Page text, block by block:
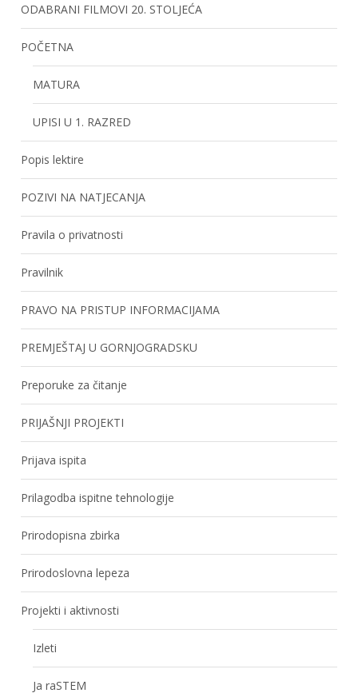
ODABRANI FILMOVI 20. STOLJEĆA
POČETNA
MATURA
UPISI U 1. RAZRED
Popis lektire
POZIVI NA NATJECANJA
Pravila o privatnosti
Pravilnik
PRAVO NA PRISTUP INFORMACIJAMA
PREMJEŠTAJ U GORNJOGRADSKU
Preporuke za čitanje
PRIJAŠNJI PROJEKTI
Prijava ispita
Prilagodba ispitne tehnologije
Prirodopisna zbirka
Prirodoslovna lepeza
Projekti i aktivnosti
Izleti
Ja raSTEM